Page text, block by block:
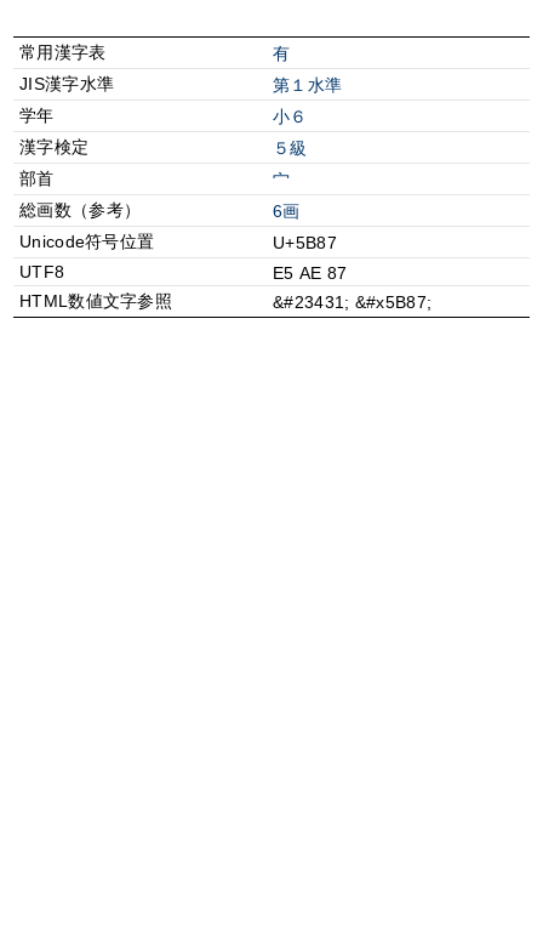
常用漢字表
有
JIS漢字水準
第１水準
学年
小６
漢字検定
５級
部首
⼧
総画数（参考）
6画
Unicode符号位置
U+5B87
UTF8
E5 AE 87
HTML数値文字参照
&#23431; &#x5B87;